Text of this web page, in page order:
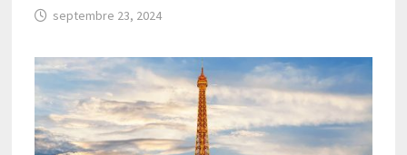
septembre 23, 2024